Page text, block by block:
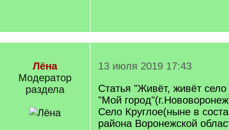
Лёна
Модератор
раздела
13 июля 2019 17:43
Статья "Живёт, живёт село
"Мой
Село Круглое(ныне в
района Воронежской